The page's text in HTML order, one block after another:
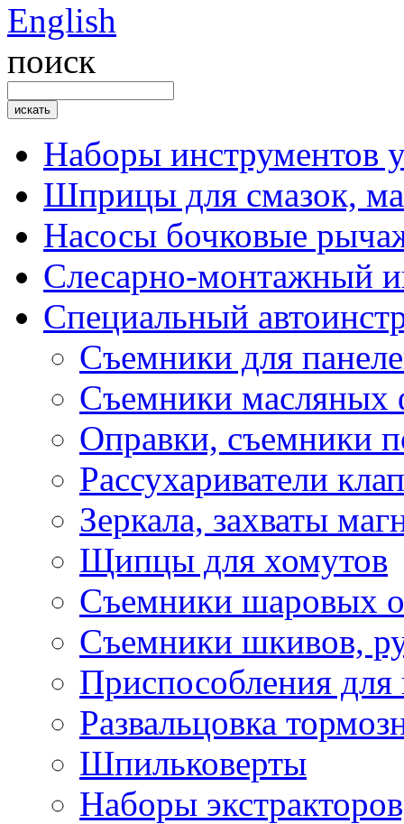
English
поиск
Наборы инструментов
Шприцы для смазок,
Насосы бочковые
Слесарно-монтажный
Специальный
Съемники для
Съемники масляных
Оправки, съемники
Рассухариватели
Зеркала, захваты
Щипцы для хомутов
Съемники шаровых
Съемники шкивов,
Приспособления для
Развальцовка
Шпильковерты
Наборы